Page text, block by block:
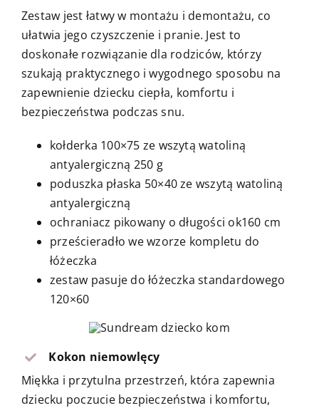
Zestaw jest łatwy w montażu i demontażu, co
ułatwia jego czyszczenie i pranie. Jest to
doskonałe rozwiązanie dla rodziców, którzy
szukają praktycznego i wygodnego sposobu na
zapewnienie dziecku ciepła, komfortu i
bezpieczeństwa podczas snu.
kołderka 100×75 ze wszytą watoliną
antyalergiczną 250 g
poduszka płaska 50×40 ze wszytą watoliną
antyalergiczną
ochraniacz pikowany o długości ok160 cm
prześcieradło we wzorze kompletu do
łóżeczka
zestaw pasuje do łóżeczka standardowego
120×60
Kokon niemowlęcy
Miękka i przytulna przestrzeń, która zapewnia
dziecku poczucie bezpieczeństwa i komfortu,